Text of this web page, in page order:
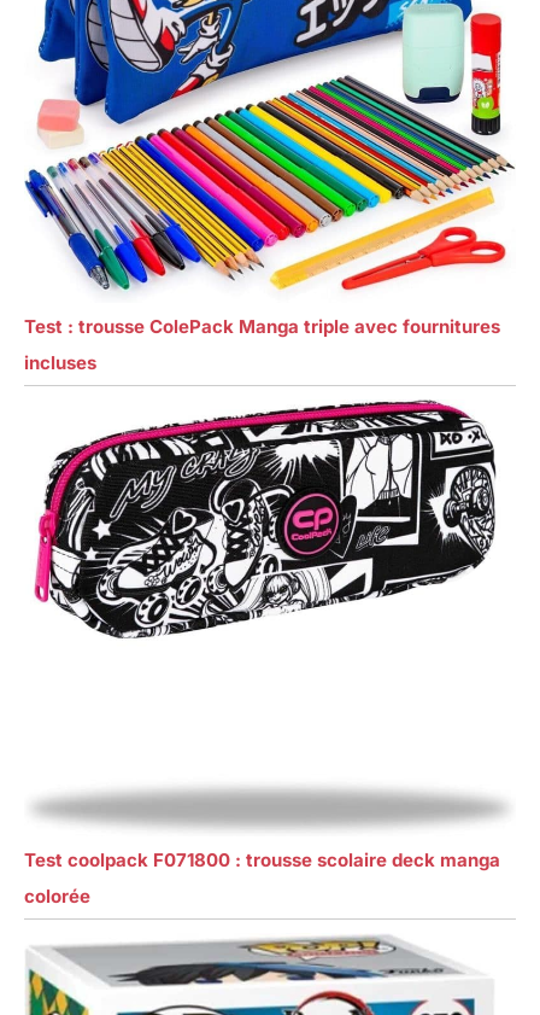
Test : trousse ColePack Manga triple avec fournitures
incluses
Test coolpack F071800 : trousse scolaire deck manga
colorée